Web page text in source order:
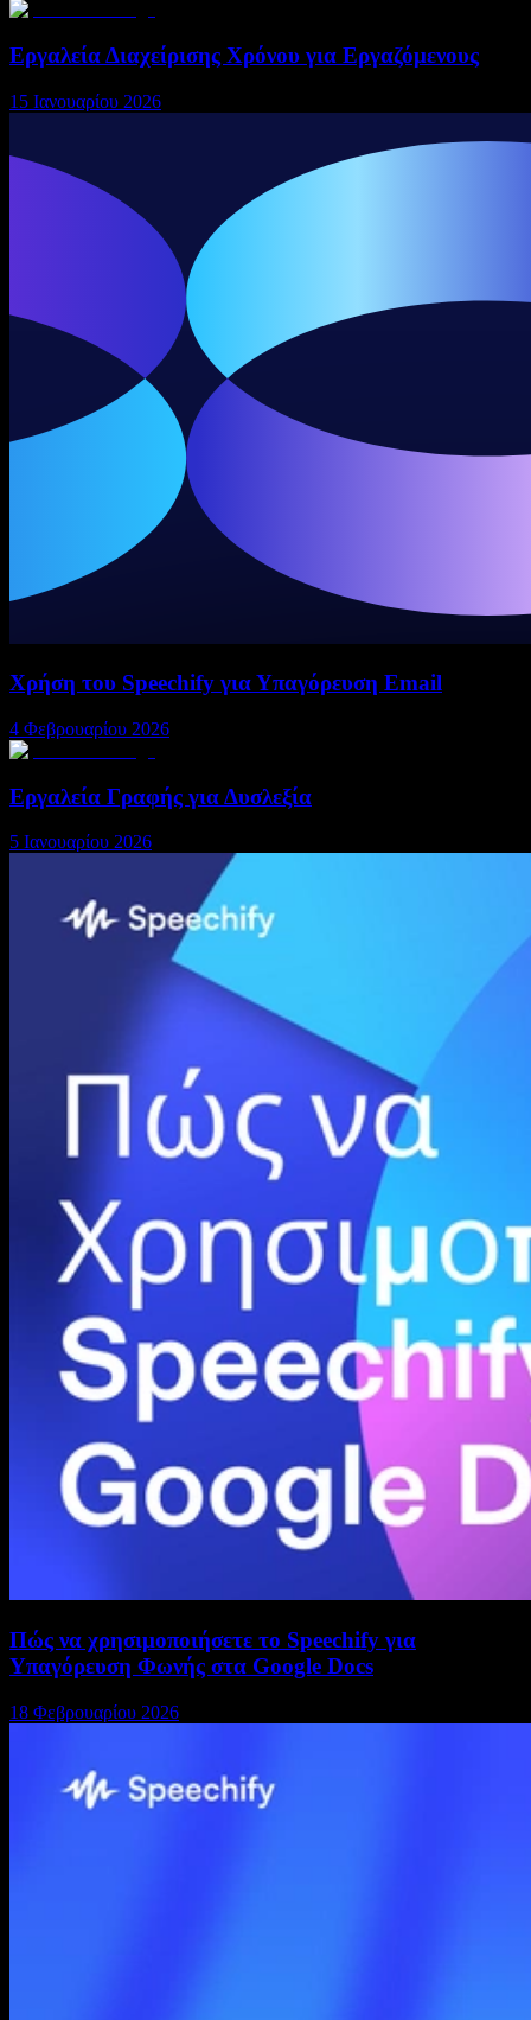
Εργαλεία Διαχείρισης Χρόνου για Εργαζόμενους
15 Ιανουαρίου 2026
Χρήση του Speechify για Υπαγόρευση Email
4 Φεβρουαρίου 2026
Εργαλεία Γραφής για Δυσλεξία
5 Ιανουαρίου 2026
Πώς να χρησιμοποιήσετε το Speechify για
Υπαγόρευση Φωνής στα Google Docs
18 Φεβρουαρίου 2026